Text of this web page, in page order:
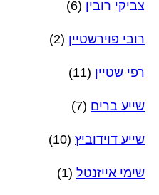
צביקי רובין (6)
רובי פוירשטיין (2)
רפי שטיין (11)
שייע ברים (7)
שייע דוידוביץ (10)
שימי אייזנטל (1)